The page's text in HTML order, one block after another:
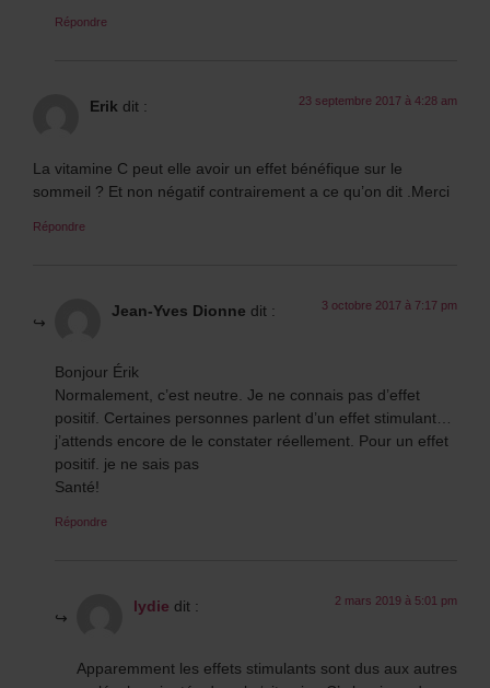
Répondre
Erik dit : 23 septembre 2017 à 4:28 am
La vitamine C peut elle avoir un effet bénéfique sur le
sommeil ? Et non négatif contrairement a ce qu’on dit .Merci
Répondre
Jean-Yves Dionne dit : 3 octobre 2017 à 7:17 pm
Bonjour Érik
Normalement, c’est neutre. Je ne connais pas d’effet
positif. Certaines personnes parlent d’un effet stimulant…
j’attends encore de le constater réellement. Pour un effet
positif. je ne sais pas
Santé!
Répondre
lydie dit : 2 mars 2019 à 5:01 pm
Apparemment les effets stimulants sont dus aux autres